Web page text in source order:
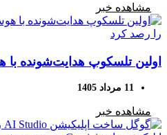
مشاهده خبر
اولین تلسکوپ هدایت‌شونده
آسمان را رصد کرد
11 مرداد 1405
مشاهده خبر